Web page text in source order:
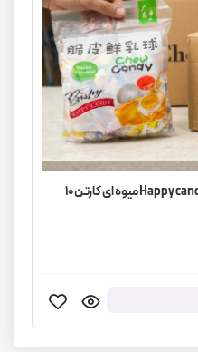
تافی تایلندی (ژاپنی) یک کیلویی Happy candy میوه ای کارتن 10